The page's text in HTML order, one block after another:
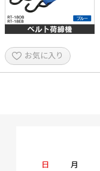
お気に入り
日 月